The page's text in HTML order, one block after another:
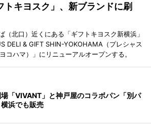
トキヨスク」、新ブランドに刷
（北口）近くにある「ギフトキヨスク新横浜」
DELI & GIFT SHIN-YOKOHAMA（プレシャス
コハマ）」にリニューアルオープンする。
場「VIVANT」と神戸屋のコラボパン「別パ
浜でも販売